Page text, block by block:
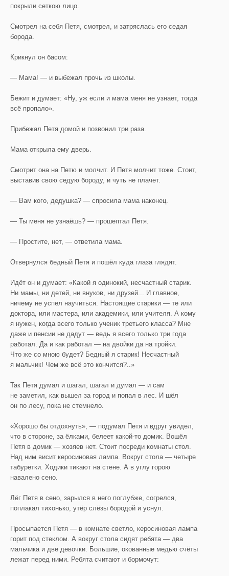
покрыли сеткою лицо.
Смотрел на себя Петя, смотрел, и затряслась его седая
борода.
Крикнул он басом:
— Мама! — и выбежал прочь из школы.
Бежит и думает: «Ну, уж если и мама меня не узнает, тогда
всё пропало».
Прибежал Петя домой и позвонил три раза.
Мама открыла ему дверь.
Смотрит она на Петю и молчит. И Петя молчит тоже. Стоит,
выставив свою седую бороду, и чуть не плачет.
— Вам кого, дедушка? — спросила мама наконец.
— Ты меня не узнаёшь? — прошептал Петя.
— Простите, нет, — ответила мама.
Отвернулся бедный Петя и пошёл куда глаза глядят.
Идёт он и думает: «Какой я одинокий, несчастный старик.
Ни мамы, ни детей, ни внуков, ни друзей... И главное,
ничему не успел научиться. Настоящие старики — те или
доктора, или мастера, или академики, или учителя. А кому
я нужен, когда всего только ученик третьего класса? Мне
даже и пенсии не дадут — ведь я всего только три года
работал. Да и как работал — на двойки да на тройки.
Что же со мною будет? Бедный я старик! Несчастный
я мальчик! Чем же всё это кончится?..»
Так Петя думал и шагал, шагал и думал — и сам
не заметил, как вышел за город и попал в лес. И шёл
он по лесу, пока не стемнело.
«Хорошо бы отдохнуть», — подумал Петя и вдруг увидел,
что в стороне, за ёлками, белеет какой-то домик. Вошёл
Петя в домик — хозяев нет. Стоит посреди комнаты стол.
Над ним висит керосиновая лампа. Вокруг стола — четыре
табуретки. Ходики тикают на стене. А в углу горою
навалено сено.
Лёг Петя в сено, зарылся в него поглубже, согрелся,
поплакал тихонько, утёр слёзы бородой и уснул.
Просыпается Петя — в комнате светло, керосиновая лампа
горит под стеклом. А вокруг стола сидят ребята — два
мальчика и две девочки. Большие, окованные медью счёты
лежат перед ними. Ребята считают и бормочут: